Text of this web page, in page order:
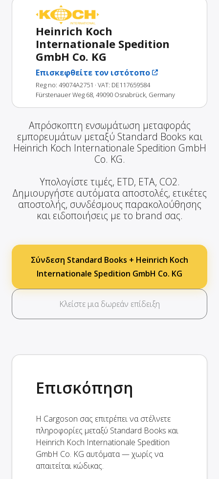
Heinrich Koch
Internationale Spedition
GmbH Co. KG
Επισκεφθείτε τον ιστότοπο
Reg no: 49074A2751 · VAT: DE117659584
Fürstenauer Weg 68, 49090 Osnabrück, Germany
Απρόσκοπτη ενσωμάτωση μεταφοράς
εμπορευμάτων μεταξύ Standard Books και
Heinrich Koch Internationale Spedition GmbH
Co. KG.
Υπολογίστε τιμές, ETD, ETA, CO2.
Δημιουργήστε αυτόματα αποστολές, ετικέτες
αποστολής, συνδέσμους παρακολούθησης
και ειδοποιήσεις με το brand σας.
Σύνδεση Standard Books + Heinrich Koch
Internationale Spedition GmbH Co. KG
Κλείστε μια δωρεάν επίδειξη
Επισκόπηση
Η Cargoson σας επιτρέπει να στέλνετε
πληροφορίες μεταξύ Standard Books και
Heinrich Koch Internationale Spedition
GmbH Co. KG αυτόματα — χωρίς να
απαιτείται κώδικας.